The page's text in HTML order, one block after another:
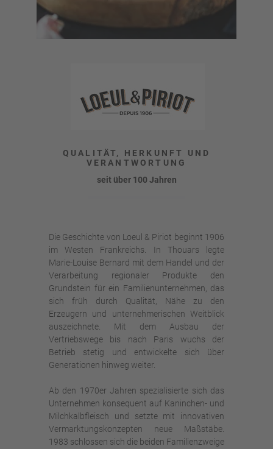
QUALITÄT, HERKUNFT UND
VERANTWORTUNG
seit über 100 Jahren
Die Geschichte von Loeul & Piriot beginnt 1906
im Westen Frankreichs. In Thouars legte
Marie-Louise Bernard mit dem Handel und der
Verarbeitung regionaler Produkte den
Grundstein für ein Familienunternehmen, das
sich früh durch Qualität, Nähe zu den
Erzeugern und unternehmerischen Weitblick
auszeichnete. Mit dem Ausbau der
Vertriebswege bis nach Paris wuchs der
Betrieb stetig und entwickelte sich über
Generationen hinweg weiter.
Ab den 1970er Jahren spezialisierte sich das
Unternehmen konsequent auf Kaninchen- und
Milchkalbfleisch und setzte mit innovativen
Vermarktungskonzepten neue Maßstäbe.
1983 schlossen sich die beiden Familienzweige